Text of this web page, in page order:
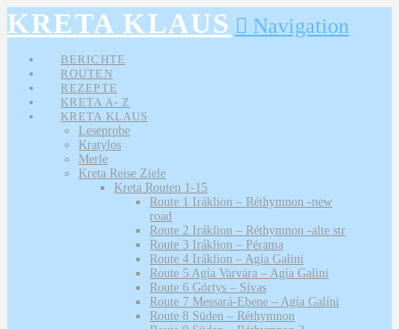
KRETA KLAUS Navigation
BERICHTE
ROUTEN
REZEPTE
KRETA A- Z
KRETA KLAUS
Leseprobe
Kratylos
Merle
Kreta Reise Ziele
Kreta Routen 1-15
Route 1 Iráklion – Réthymnon -new
road
Route 2 Iráklion – Réthymnon -alte str
Route 3 Iráklion – Pérama
Route 4 Iráklion – Agía Galini
Route 5 Agía Varvára – Agía Galini
Route 6 Górtys – Sívas
Route 7 Messará-Ebene – Agía Galíni
Route 8 Süden – Réthymnon